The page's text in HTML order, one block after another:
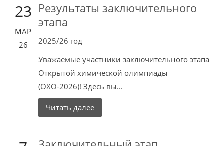
23
МАР
26
Результаты заключительного
этапа
2025/26 год
Уважаемые участники заключительного этапа
Открытой химической олимпиады
(ОХО-2026)! Здесь вы...
Читать далее